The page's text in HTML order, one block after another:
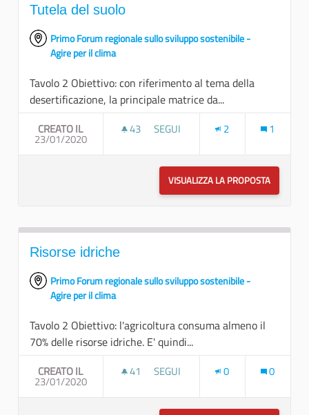
Tutela del suolo
Primo Forum regionale sullo sviluppo sostenibile -
Agire per il clima
Tavolo 2 Obiettivo: con riferimento al tema della
desertificazione, la principale matrice da...
CREATO IL
23/01/2020
43 43 SOSTENITORI
SEGUI 2 1
VISUALIZZA LA PROPOSTA
Risorse idriche
Primo Forum regionale sullo sviluppo sostenibile -
Agire per il clima
Tavolo 2 Obiettivo: l'agricoltura consuma almeno il
70% delle risorse idriche. E' quindi...
CREATO IL
23/01/2020
41 41 SOSTENITORI
SEGUI 0 0